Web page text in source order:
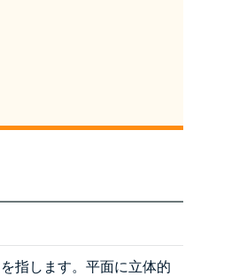
を指します。平面に立体的